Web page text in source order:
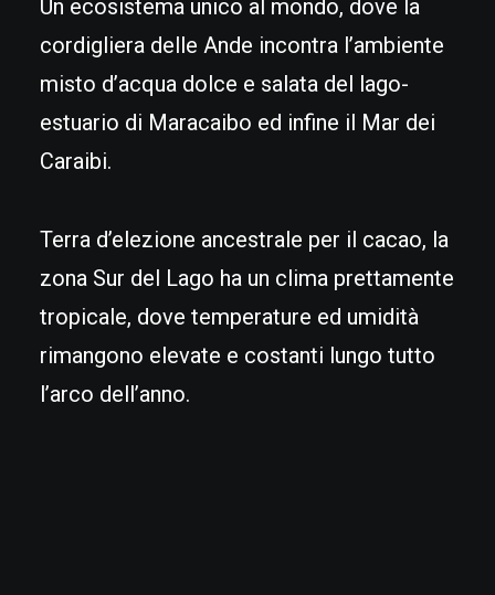
Un ecosistema unico al mondo, dove la
cordigliera delle Ande incontra l’ambiente
misto d’acqua dolce e salata del lago-
estuario di Maracaibo ed infine il Mar dei
Caraibi.
Terra d’elezione ancestrale per il cacao, la
zona Sur del Lago ha un clima prettamente
tropicale, dove temperature ed umidità
rimangono elevate e costanti lungo tutto
l’arco dell’anno.